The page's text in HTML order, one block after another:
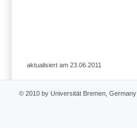
aktualisiert am 23.06.2011
© 2010 by Universität Bremen, Germany